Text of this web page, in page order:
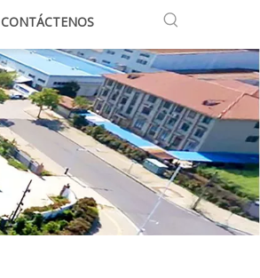
CONTÁCTENOS